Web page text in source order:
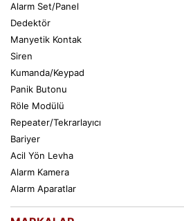
Alarm Set/Panel
Dedektör
Manyetik Kontak
Siren
Kumanda/Keypad
Panik Butonu
Röle Modülü
Repeater/Tekrarlayıcı
Bariyer
Acil Yön Levha
Alarm Kamera
Alarm Aparatlar